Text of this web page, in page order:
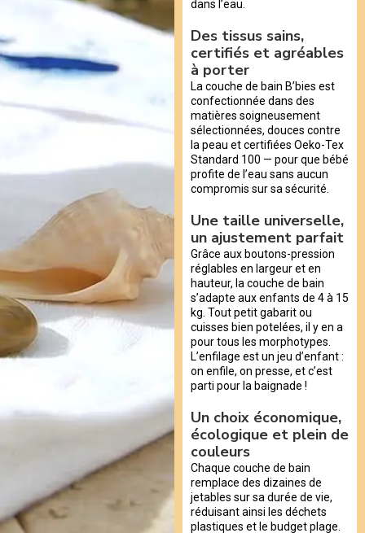
dans l’eau.
Des tissus sains,
certifiés et agréables
à porter
La couche de bain B’bies est
confectionnée dans des
matières soigneusement
sélectionnées, douces contre
la peau et certifiées Oeko-Tex
Standard 100 — pour que bébé
profite de l’eau sans aucun
compromis sur sa sécurité.
Une taille universelle,
un ajustement parfait
Grâce aux boutons-pression
réglables en largeur et en
hauteur, la couche de bain
s’adapte aux enfants de 4 à 15
kg. Tout petit gabarit ou
cuisses bien potelées, il y en a
pour tous les morphotypes.
L’enfilage est un jeu d’enfant :
on enfile, on presse, et c’est
parti pour la baignade !
Un choix économique,
écologique et plein de
couleurs
Chaque couche de bain
remplace des dizaines de
jetables sur sa durée de vie,
réduisant ainsi les déchets
plastiques et le budget plage.